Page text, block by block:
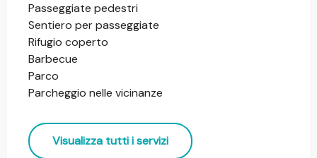
Passeggiate pedestri
Sentiero per passeggiate
Rifugio coperto
Barbecue
Parco
Parcheggio nelle vicinanze
Visualizza tutti i servizi